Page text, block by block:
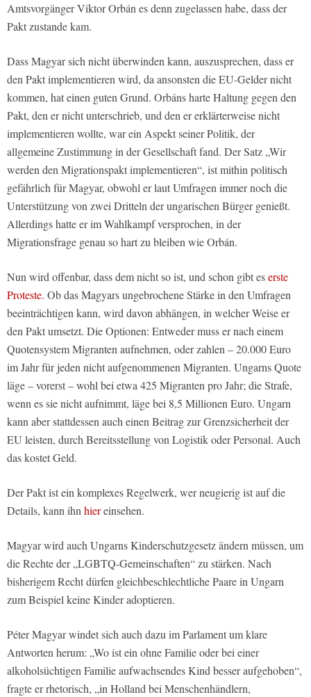
Amtsvorgänger Viktor Orbán es denn zugelassen habe, dass der
Pakt zustande kam.
Dass Magyar sich nicht überwinden kann, auszusprechen, dass er
den Pakt implementieren wird, da ansonsten die EU-Gelder nicht
kommen, hat einen guten Grund. Orbáns harte Haltung gegen den
Pakt, den er nicht unterschrieb, und den er erklärterweise nicht
implementieren wollte, war ein Aspekt seiner Politik, der
allgemeine Zustimmung in der Gesellschaft fand. Der Satz „Wir
werden den Migrationspakt implementieren“, ist mithin politisch
gefährlich für Magyar, obwohl er laut Umfragen immer noch die
Unterstützung von zwei Dritteln der ungarischen Bürger genießt.
Allerdings hatte er im Wahlkampf versprochen, in der
Migrationsfrage genau so hart zu bleiben wie Orbán.
Nun wird offenbar, dass dem nicht so ist, und schon gibt eserste
Proteste. Ob das Magyars ungebrochene Stärke in den Umfragen
beeinträchtigen kann, wird davon abhängen, in welcher Weise er
den Pakt umsetzt. Die Optionen: Entweder muss er nach einem
Quotensystem Migranten aufnehmen, oder zahlen – 20.000 Euro
im Jahr für jeden nicht aufgenommenen Migranten. Ungarns Quote
läge – vorerst – wohl bei etwa 425 Migranten pro Jahr; die Strafe,
wenn es sie nicht aufnimmt, läge bei 8,5 Millionen Euro. Ungarn
kann aber stattdessen auch einen Beitrag zur Grenzsicherheit der
EU leisten, durch Bereitsstellung von Logistik oder Personal. Auch
das kostet Geld.
Der Pakt ist ein komplexes Regelwerk, wer neugierig ist auf die
Details, kann ihn hiereinsehen.
Magyar wird auch Ungarns Kinderschutzgesetz ändern müssen, um
die Rechte der „LGBTQ-Gemeinschaften“ zu stärken. Nach
bisherigem Recht dürfen gleichbeschlechtliche Paare in Ungarn
zum Beispiel keine Kinder adoptieren.
Péter Magyar windet sich auch dazu im Parlament um klare
Antworten herum: „Wo ist ein ohne Familie oder bei einer
alkoholsüchtigen Familie aufwachsendes Kind besser aufgehoben“,
fragte er rhetorisch, „in Holland bei Menschenhändlern,